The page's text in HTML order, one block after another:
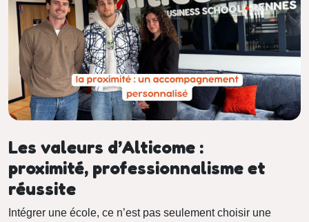
Les valeurs d’Alticome :
proximité, professionnalisme et
réussite
Intégrer une école, ce n’est pas seulement choisir une